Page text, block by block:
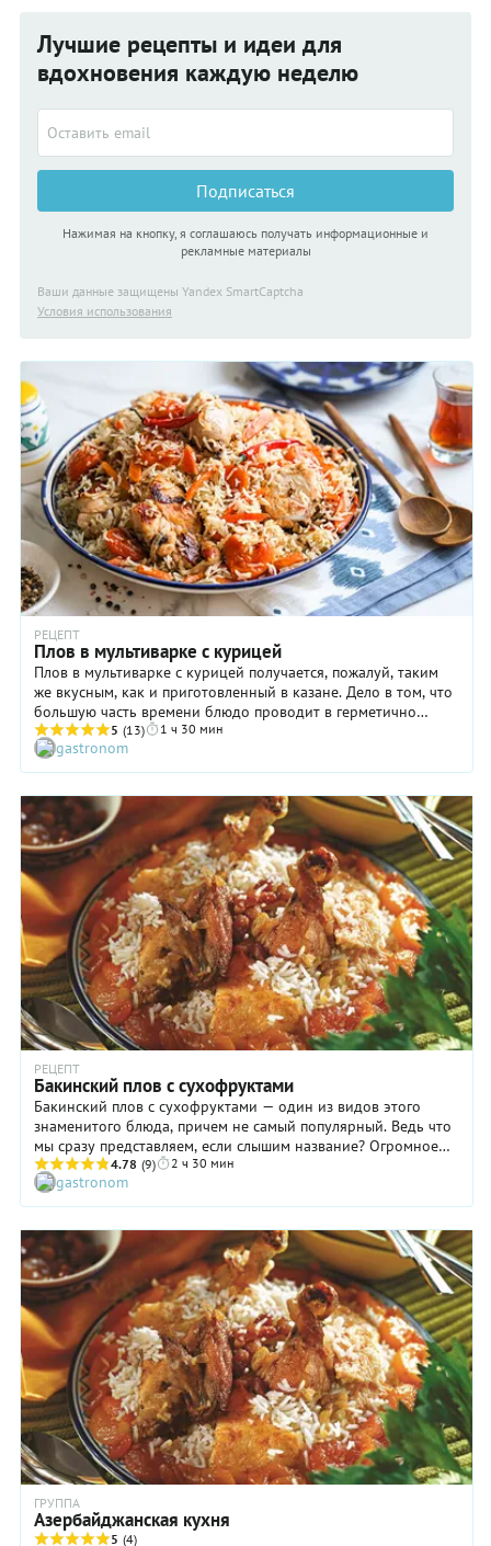
шумовкой в тарелку и съедают как горячее лакомство, с
лепешкой и сырым луком.
Лучшие рецепты и идеи для
вдохновения каждую неделю
Подписаться
Нажимая на кнопку, я соглашаюсь получать информационные и
рекламные материалы
Ваши данные защищены Yandex SmartCaptcha
Условия использования
РЕЦЕПТ
Плов в мультиварке с курицей
Плов в мультиварке с курицей получается, пожалуй, таким
же вкусным, как и приготовленный в казане. Дело в том, что
большую часть времени блюдо проводит в герметично
закрытом приборе, поэтому рис в полной мере
пропитывается ароматами сухофруктов и овощей, а также
соками птицы. Приятно и то, что ваше участие в процессе
приготовления плова с курицей в мультиварке сводится к
самому минимуму: подготовке продуктов и первоначальной
обжарке. А после этого — занимайтесь своими делами,
отдыхайте и ждите сигнала от умного прибора.
5 (13) 1 ч 30 мин
gastronom
РЕЦЕПТ
Бакинский плов с сухофруктами
Бакинский плов с сухофруктами — один из видов этого
знаменитого блюда, причем не самый популярный. Ведь что
мы сразу представляем, если слышим название? Огромное
узорчатое блюдо, на котором томится в ожидании гора
золотистого риса с морковью, на которой царственно
расположились крупные куски баранины и распаренные
головки чеснока. Ничего подобного вы не обнаружите в
плове бакинском, который готовится с курицей и
сухофруктами, а подается на стол с подсушенной яичницей.
Однако такая версия вполне имеет право на существование,
благодаря особенно изысканному вкусу и… более легкой
усвояемости! Поэтому бакинский плов с сухофруктами
вполне можно подать на ужин, не думая о проблемах со
сном или о лишних килограммах.
4.78 (9) 2 ч 30 мин
gastronom
ГРУППА
Азербайджанская кухня
5 (4)